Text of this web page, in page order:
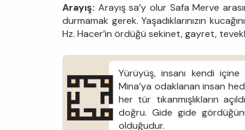
Arayış: Arayış sa’y olur Safa Merve
durmamak gerek. Yaşadıklarınızın
Hz. Hacer’in ördüğü sekinet, gayret,
Yürüyüş, insanı kendi
Mina’ya odaklanan insan
her tür tıkanmışlıkların
doğru. Gide gide
olduğudur.